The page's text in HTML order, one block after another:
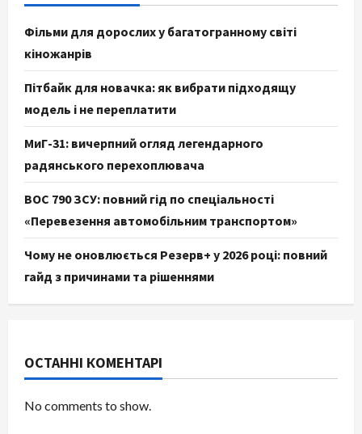
Фільми для дорослих у багатогранному світі
кіножанрів
Пітбайк для новачка: як вибрати підходящу
модель і не переплатити
МиГ-31: вичерпний огляд легендарного
радянського перехоплювача
ВОС 790 ЗСУ: повний гід по спеціальності
«Перевезення автомобільним транспортом»
Чому не оновлюється Резерв+ у 2026 році: повний
гайд з причинами та рішеннями
ОСТАННІ КОМЕНТАРІ
No comments to show.